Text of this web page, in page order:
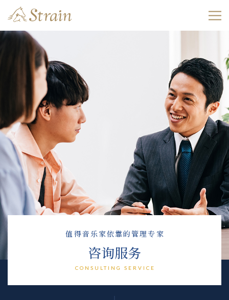
值得音乐家依靠的管理专家
咨询服务
CONSULTING SERVICE